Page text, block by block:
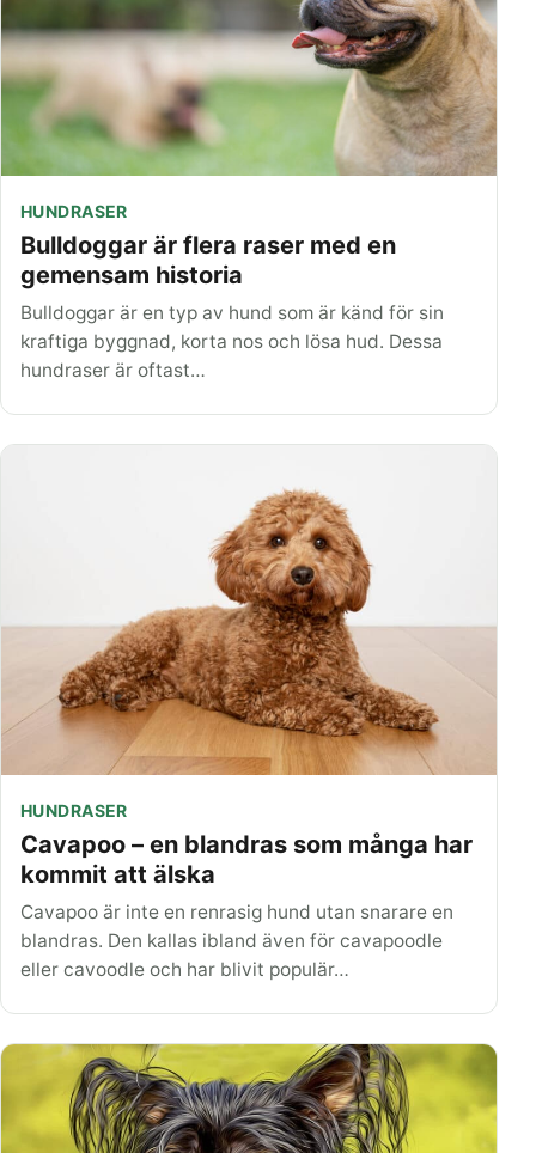
HUNDRASER
Bulldoggar är flera raser med en
gemensam historia
Bulldoggar är en typ av hund som är känd för sin
kraftiga byggnad, korta nos och lösa hud. Dessa
hundraser är oftast…
HUNDRASER
Cavapoo – en blandras som många har
kommit att älska
Cavapoo är inte en renrasig hund utan snarare en
blandras. Den kallas ibland även för cavapoodle
eller cavoodle och har blivit populär…